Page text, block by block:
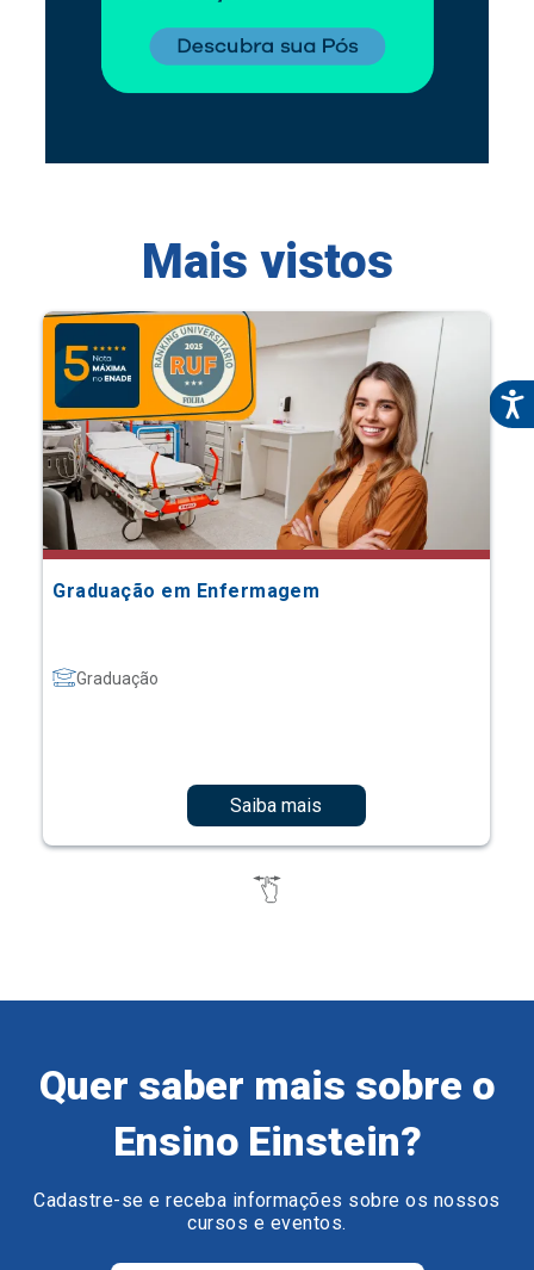
Mais vistos
Graduação em Enfermagem
Graduação
Saiba mais
Quer saber mais sobre o
Ensino Einstein?
Cadastre-se e receba informações sobre os nossos
cursos e eventos.